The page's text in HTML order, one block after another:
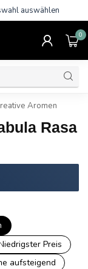
auswählen
0
Aromen
Rasa
Preis
aufsteigend